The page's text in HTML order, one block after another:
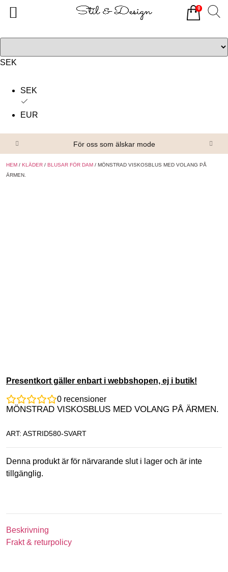
SEK
SEK
EUR
För oss som älskar mode
HEM / KLÄDER / BLUSAR FÖR DAM / MÖNSTRAD VISKOSBLUS MED VOLANG PÅ
ÄRMEN.
Presentkort gäller enbart i webbshopen, ej i butik!
0 recensioner
MÖNSTRAD VISKOSBLUS MED VOLANG PÅ ÄRMEN.
ART: ASTRID580-SVART
Denna produkt är för närvarande slut i lager och är inte
tillgänglig.
Beskrivning
Frakt & returpolicy
0
Alla produkter
Om oss